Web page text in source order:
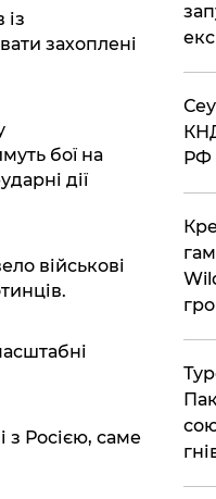
захоплені
бої на
дії
військові
з Росією, саме
РФ